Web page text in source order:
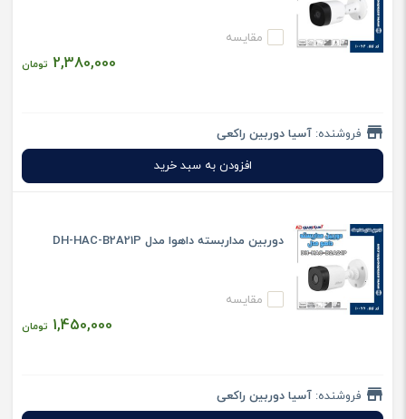
مقایسه
2,380,000 تومان
فروشنده: آسیا دوربین راکعی
افزودن به سبد خرید
دوربین مداربسته داهوا مدل DH-HAC-B2A21P
مقایسه
1,450,000 تومان
فروشنده: آسیا دوربین راکعی